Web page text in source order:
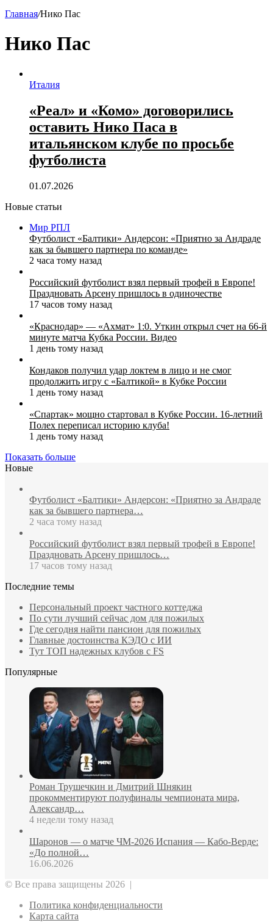
Главная/Нико Пас
Нико Пас
Италия
«Реал» и «Комо» договорились
оставить Нико Паса в
итальянском клубе по просьбе
футболиста
01.07.2026
Новые статьи
Мир РПЛ
Футболист «Балтики» Андерсон: «Приятно за Андраде
как за бывшего партнера по команде»
2 часа тому назад
Российский футболист взял первый трофей в Европе!
Праздновать Арсену пришлось в одиночестве
17 часов тому назад
«Краснодар» — «Ахмат» 1:0. Уткин открыл счет на 66‑й
минуте матча Кубка России. Видео
1 день тому назад
Кондаков получил удар локтем в лицо и не смог
продолжить игру с «Балтикой» в Кубке России
1 день тому назад
«Спартак» мощно стартовал в Кубке России. 16-летний
Полех переписал историю клуба!
1 день тому назад
Показать больше
Новые
Футболист «Балтики» Андерсон: «Приятно за Андраде
как за бывшего партнера…
2 часа тому назад
Российский футболист взял первый трофей в Европе!
Праздновать Арсену пришлось…
17 часов тому назад
Последние темы
Персональный проект частного коттеджа
По сути лучший сейчас дом для пожилых
Где сегодня найти пансион для пожилых
Главные достоинства КЭДО с ИИ
Тут ТОП надежных клубов с FS
Популярные
Роман Трушечкин и Дмитрий Шнякин
прокомментируют полуфиналы чемпионата мира,
Александр…
4 недели тому назад
Шаронов — о матче ЧМ‑2026 Испания — Кабо‑Верде:
«До полной…
16.06.2026
© Все права защищены 2026 |
Политика конфиденциальности
Карта сайта